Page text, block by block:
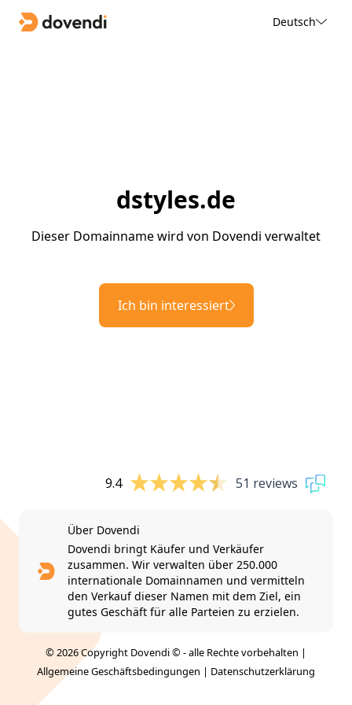
Deutsch
dstyles.de
Dieser Domainname wird von Dovendi verwaltet
Ich bin interessiert
9.4 51 reviews
Über Dovendi
Dovendi bringt Käufer und Verkäufer
zusammen. Wir verwalten über 250.000
internationale Domainnamen und vermitteln
den Verkauf dieser Namen mit dem Ziel, ein
gutes Geschäft für alle Parteien zu erzielen.
© 2026 Copyright Dovendi © - alle Rechte vorbehalten |
Allgemeine Geschäftsbedingungen | Datenschutzerklärung